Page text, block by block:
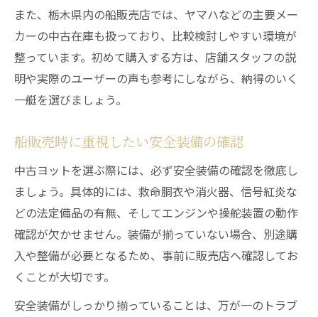
また、栃木県内の船販売店では、ヤマハなどの主要メー
カーの中古在庫も扱っており、比較検討しやすい環境が
整っています。初めて購入する方は、店舗スタッフの説
明や実際のユーザーの声も参考にしながら、納得のいく
一艇を選びましょう。
船販売時に重視したい安全装備の確認
中古ヨットを選ぶ際には、必ず安全装備の確認を徹底し
ましょう。具体的には、救命胴衣や消火器、信号紅炎な
どの法定備品の有無、そしてエンジンや操舵装置の動作
確認が欠かせません。装備が揃っていない場合、別途購
入や整備が必要となるため、事前に販売店へ確認してお
くことが大切です。
安全装備がしっかり揃っていることは、万が一のトラブ